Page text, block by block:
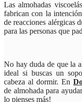
Las almohadas
fabrican con la
de reacciones alérgicas
para las personas que
No hay duda de que la
ideal si buscas un
cabeza al dormir. En
de almohada para
lo pienses más!